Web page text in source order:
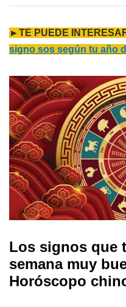
►TE PUEDE
signo sos según tu año
Los signos que
semana muy
Horóscopo